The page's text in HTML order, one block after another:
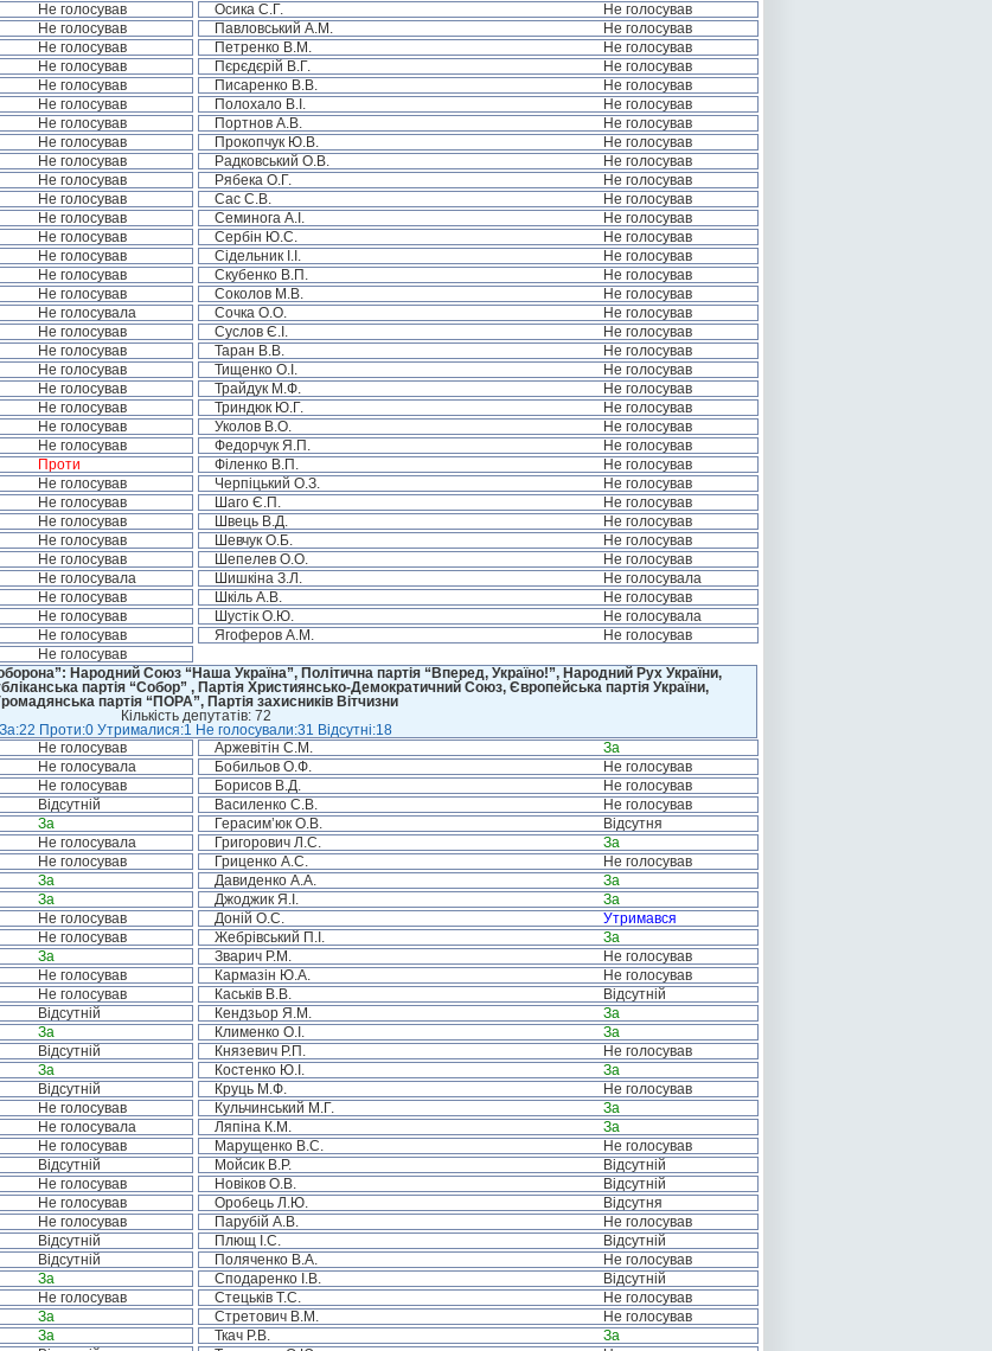
Не голосував Осика С.Г.
Не голосував
Не голосував Павловський А.М.
Не голосував
Не голосував Петренко В.М.
Не голосував
Не голосував Пєрєдєрій В.Г.
Не голосував
Не голосував Писаренко В.В.
Не голосував
Не голосував Полохало В.І.
Не голосував
Не голосував Портнов А.В.
Не голосував
Не голосував Прокопчук Ю.В.
Не голосував
Не голосував Радковський О.В.
Не голосував
Не голосував Рябека О.Г.
Не голосував
Не голосував Сас С.В.
Не голосував
Не голосував Семинога А.І.
Не голосував
Не голосував Сербін Ю.С.
Не голосував
Не голосував Сідельник І.І.
Не голосував
Не голосував Скубенко В.П.
Не голосував
Не голосував Соколов М.В.
Не голосував
Не голосувала Сочка О.О.
Не голосував
Не голосував Суслов Є.І.
Не голосував
Не голосував Таран В.В.
Не голосував
Не голосував Тищенко О.І.
Не голосував
Не голосував Трайдук М.Ф.
Не голосував
Не голосував Триндюк Ю.Г.
Не голосував
Не голосував Уколов В.О.
Не голосував
Не голосував Федорчук Я.П.
Не голосував
Проти Філенко В.П.
Не голосував
Не голосував Черпіцький О.З.
Не голосував
Не голосував Шаго Є.П.
Не голосував
Не голосував Швець В.Д.
Не голосував
Не голосував Шевчук О.Б.
Не голосував
Не голосував Шепелев О.О.
Не голосував
Не голосувала Шишкіна З.Л.
Не голосувала
Не голосував Шкіль А.В.
Не голосував
Не голосував Шустік О.Ю.
Не голосувала
Не голосував Ягоферов А.М.
Не голосував
Не голосував
Народний Союз “Наша Україна”, Політична партія “Вперед, Україно!”, Народний Рух України,
партія “Собор” , Партія Християнсько-Демократичний Союз, Європейська партія України,
партія “ПОРА”, Партія захисників Вітчизни
Кількість депутатів: 72
За:22 Проти:0 Утрималися:1 Не голосували:31 Відсутні:18
Не голосував Аржевітін С.М.
За
Не голосувала Бобильов О.Ф.
Не голосував
Не голосував Борисов В.Д.
Не голосував
Відсутній Василенко С.В.
Не голосував
За Герасим’юк О.В.
Відсутня
Не голосувала Григорович Л.С.
За
Не голосував Гриценко А.С.
Не голосував
За Давиденко А.А.
За
За Джоджик Я.І.
За
Не голосував Доній О.С.
Утримався
Не голосував Жебрівський П.І.
За
За Зварич Р.М.
Не голосував
Не голосував Кармазін Ю.А.
Не голосував
Не голосував Каськів В.В.
Відсутній
Відсутній Кендзьор Я.М.
За
За Клименко О.І.
За
Відсутній Князевич Р.П.
Не голосував
За Костенко Ю.І.
За
Відсутній Круць М.Ф.
Не голосував
Не голосував Кульчинський М.Г.
За
Не голосувала Ляпіна К.М.
За
Не голосував Марущенко В.С.
Не голосував
Відсутній Мойсик В.Р.
Відсутній
Не голосував Новіков О.В.
Відсутній
Не голосував Оробець Л.Ю.
Відсутня
Не голосував Парубій А.В.
Не голосував
Відсутній Плющ І.С.
Відсутній
Відсутній Поляченко В.А.
Не голосував
За Сподаренко І.В.
Відсутній
Не голосував Стецьків Т.С.
Не голосував
За Стретович В.М.
Не голосував
За Ткач Р.В.
За